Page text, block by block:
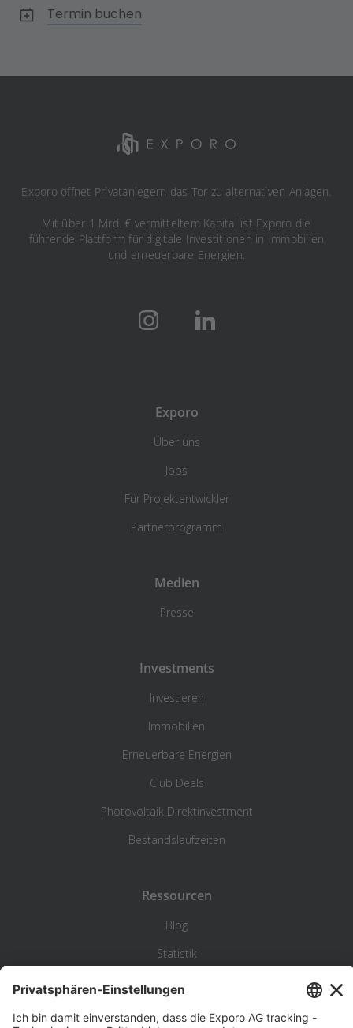
Termin buchen
Exporo öffnet Privatanlegern das Tor zu alternativen Anlagen.
Mit über 1 Mrd. € vermitteltem Kapital ist Exporo die
führende Plattform für digitale Investitionen in Immobilien
und erneuerbare Energien.
Exporo
Über uns
Jobs
Für Projektentwickler
Partnerprogramm
Medien
Presse
Investments
Investieren
Immobilien
Erneuerbare Energien
Club Deals
Photovoltaik Direktinvestment
Bestandslaufzeiten
Ressourcen
Blog
Statistik
Standortanalyse